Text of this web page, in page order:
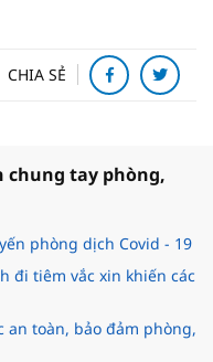
CHIA SẺ
chung tay phòng,
phòng dịch Covid - 19
đi tiêm vắc xin khiến các
an toàn, bảo đảm phòng,